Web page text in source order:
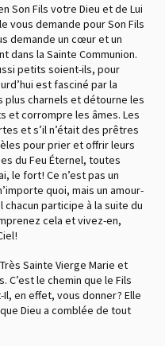
Son Fils votre Dieu et de Lui
vous demande pour Son Fils
demande un cœur et un
dans la Sainte Communion.
petits soient-ils, pour
est fasciné par la
plus charnels et détourne les
et corrompre les âmes. Les
et s’il n’était des prêtres
pour prier et offrir leurs
du Feu Éternel, toutes
le fort ! Ce n’est pas un
quoi, mais un amour-
participe à la suite du
cela et vivez-en,
!
Sainte Vierge Marie et
C’est le chemin que le Fils
en effet, vous donner ? Elle
Dieu a comblée de tout